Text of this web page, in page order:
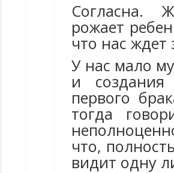
Согласна.
рожает
что нас ждет
У нас мало
и
первого
тогда
что,
видит одну